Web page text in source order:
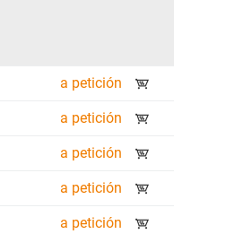
a petición
a petición
a petición
a petición
a petición